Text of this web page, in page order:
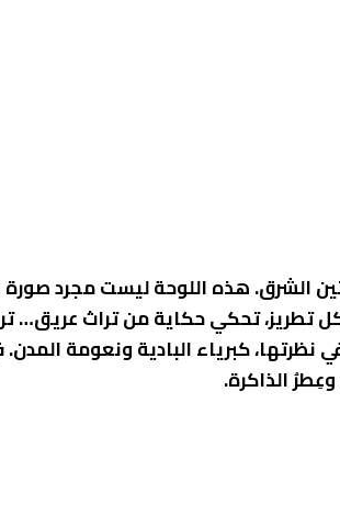
الشرق. هذه اللوحة ليست مجرد صورة
تحكي حكاية من تراث عريق…
كبرياء البادية ونعومة المدن.
الذاكرة.